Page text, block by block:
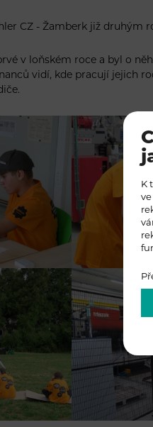
CZ - Žamberkjiž druhým
v loňském roce a byl o
vidí, kde pracují jejich
K